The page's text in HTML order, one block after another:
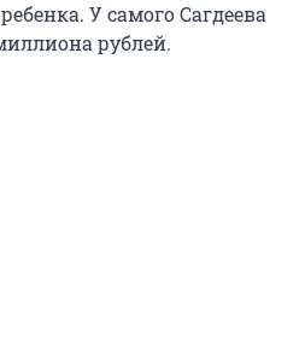
У самого Сагдеева
рублей.